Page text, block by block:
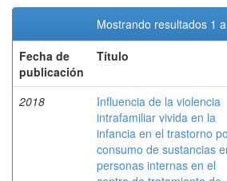
Mostrando resultados 1
Fecha de
publicación
Título
2018
Influencia de la violencia
intrafamiliar vivida en la
infancia en el trastorno
consumo de sustancias
personas internas en el